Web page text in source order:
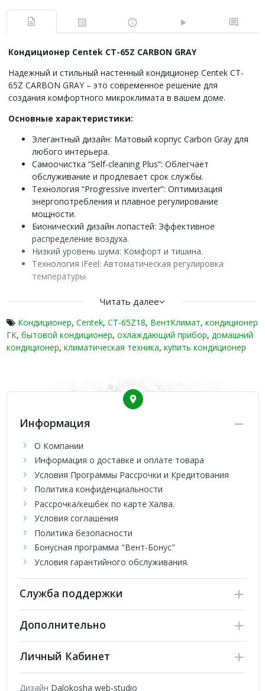
Кондиционер Centek CT-65Z CARBON GRAY
Надежный и стильный настенный кондиционер Centek CT-
65Z CARBON GRAY – это современное решение для
создания комфортного микроклимата в вашем доме.
Основные характеристики:
Элегантный дизайн: Матовый корпус Carbon Gray для
любого интерьера.
Самоочистка “Self-cleaning Plus”: Облегчает
обслуживание и продлевает срок службы.
Технология “Progressive inverter”: Оптимизация
энергопотребления и плавное регулирование
мощности.
Бионический дизайн лопастей: Эффективное
распределение воздуха.
Низкий уровень шума: Комфорт и тишина.
Технология iFeel: Автоматическая регулировка
температуры.
при нестабильном питании.
Centek CT-65Z CARBON GRAY – современная сплит-система
для максимального комфорта и надежности.
Читать далее
Кондиционер, Centek, CT-65Z18, ВентКлимат, кондиционер
ГК, бытовой кондиционер, охлаждающий прибор, домашний
кондиционер, климатическая техника, купить кондиционер
Информация
О Компании
Информация о доставке и оплате товара
Условия Программы Рассрочки и Кредитования
Политика конфиденциальности
Рассрочка/кешбек по карте Халва.
Условия соглашения
Политика безопасности
Бонусная программа "Вент-Бонус"
Условия гарантийного обслуживания.
Служба поддержки
Дополнительно
Личный Кабинет
Дизайн Dalokosha web-studio